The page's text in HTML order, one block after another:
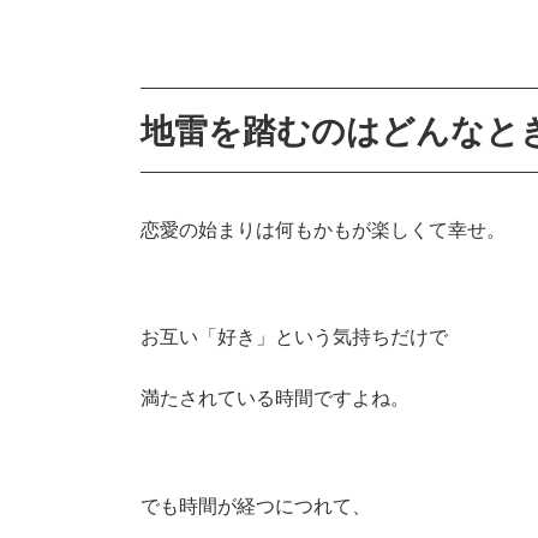
地雷を踏むのはどんなと
恋愛の始まりは何もかもが楽しくて幸せ。
お互い「好き」という気持ちだけで
満たされている時間ですよね。
でも時間が経つにつれて、